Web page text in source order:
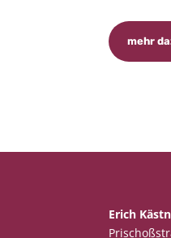
mehr
Erich